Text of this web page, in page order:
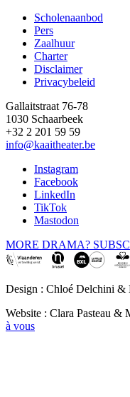
Footer
Scholenaanbod
Pers
Zaalhuur
Charter
Disclaimer
Privacybeleid
Gallaitstraat 76-78
1030 Schaarbeek
+32 2 201 59 59
info@kaaitheater.be
Instagram
Facebook
LinkedIn
TikTok
Mastodon
MORE DRAMA?
Design : Chloé Delchini &
Website : Clara Pasteau &
à vous